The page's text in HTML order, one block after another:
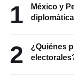
1
México y
2
¿Quiénes